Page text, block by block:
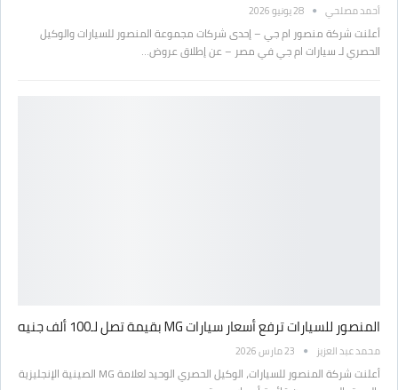
أحمد مصلحي 28 يونيو 2026
أعلنت شركة منصور ام جي – إحدى شركات مجموعة المنصور للسيارات والوكيل
الحصري لـ سيارات ام جي في مصر – عن إطلاق عروض…
المنصور للسيارات ترفع أسعار سيارات MG بقيمة تصل لـ100 ألف جنيه
محمد عبد العزيز 23 مارس 2026
أعلنت شركة المنصور للسيارات، الوكيل الحصري الوحيد لعلامة MG الصينية الإنجليزية